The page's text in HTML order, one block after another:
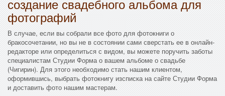
создание свадебного альбома для
фотографий
В случае, если вы собрали все фото для фотокниги о
бракосочетании, но вы не в состоянии сами сверстать ее в онлайн-
редакторе или определиться с видом, вы можете поручить заботы
специалистам Студии Форма о вашем альбоме о свадьбе
(Чигирин). Для этого необходимо стать нашим клиентом,
оформившись, выбрать фотокнигу изсписка на сайте Студии Форма
и доставить фото нашим мастерам.